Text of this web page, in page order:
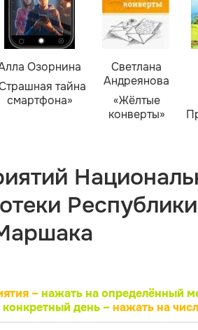
Озорнина
тайна
смартфона»
Светлана
Андреянова
«Жёлтые
конверты»
Республики
– нажать на определённый
день –нажать на